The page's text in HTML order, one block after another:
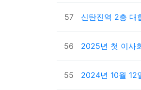
57 신탄진역 2층 대
56 2025년 첫 이사
55 2024년 10월 12